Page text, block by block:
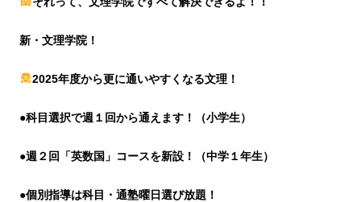
新・文理学院！
2025年度から更に通いやすくなる文理！
●科目選択で週１回から通えます！（小学生）
●週２回「英数国」コースを新設！（中学１年生）
●個別指導は科目・通塾曜日選び放題！